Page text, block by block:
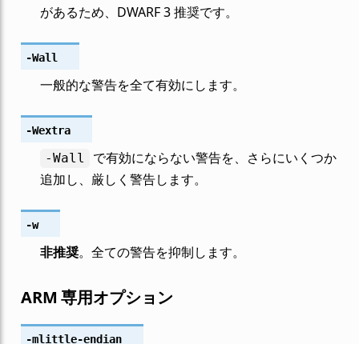
があるため、DWARF 3 推奨です。
-Wall
一般的な警告を全て有効にします。
-Wextra
-Wall
で有効にならない警告を、さらにいくつか
追加し、厳しく警告します。
-w
非推奨。全ての警告を抑制します。
ARM 専用オプション
-mlittle-endian